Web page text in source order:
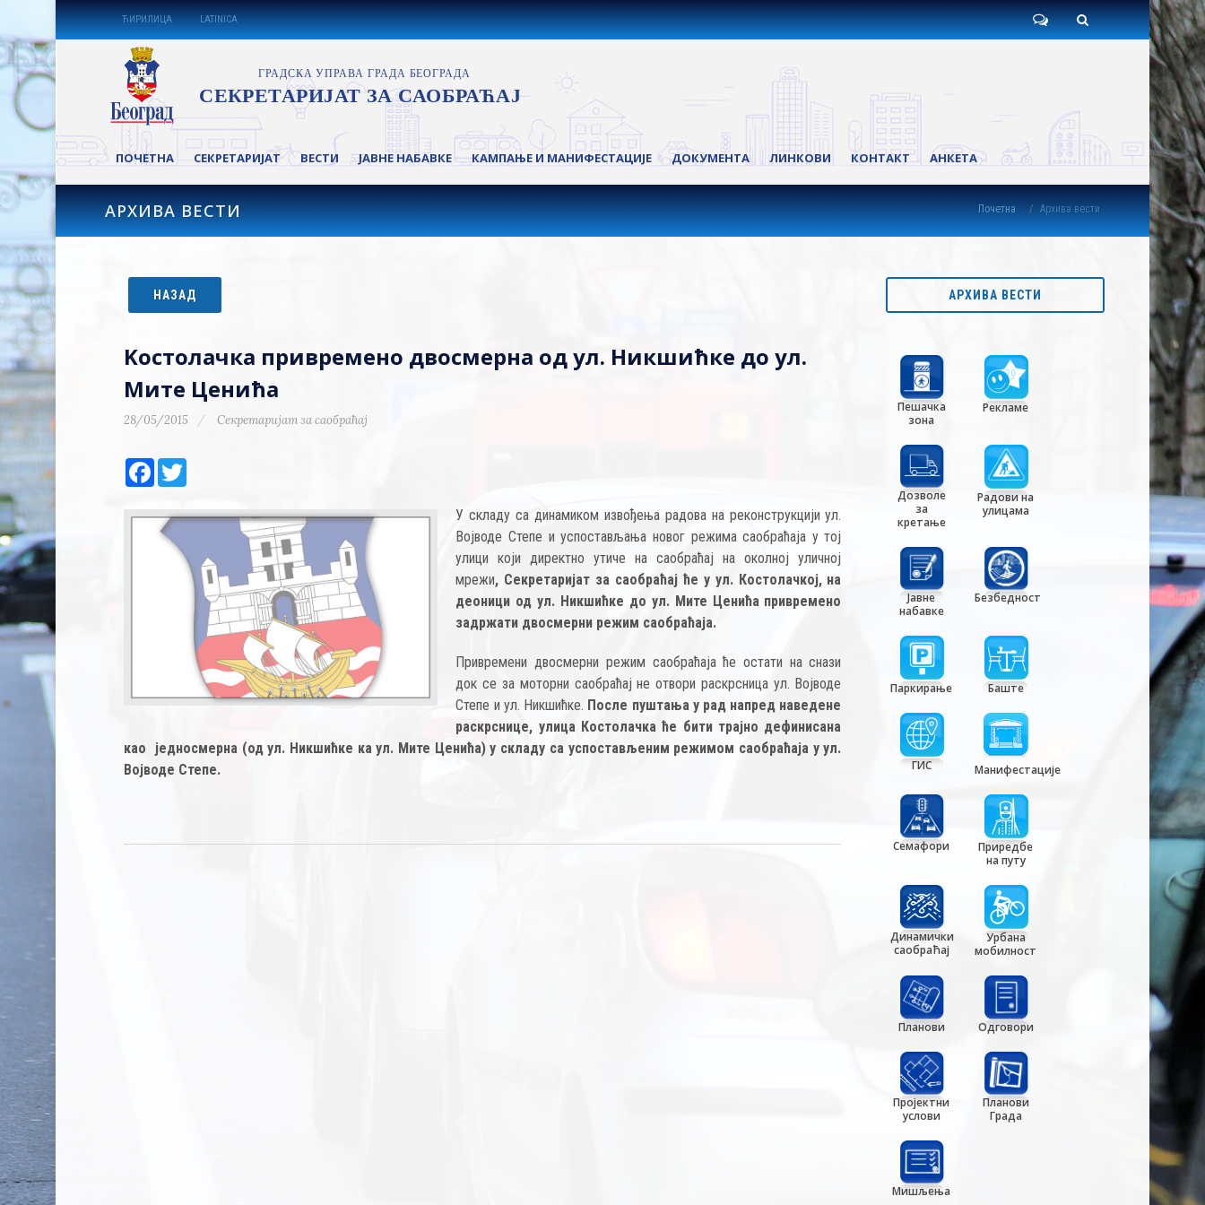
ЋИРИЛИЦА LATINICA
ПОЧЕТНА СЕКРЕТАРИЈАТ ВЕСТИ ЈАВНЕ НАБАВКЕ КАМПАЊЕ И МАНИФЕСТАЦИЈЕ ДОКУМЕНТА ЛИНКОВИ КОНТАКТ АНКЕТА
АРХИВА ВЕСТИ Почетна Архива вести
НАЗАД
Kостолачка привремено двосмерна од ул. Никшићке до ул.
Мите Ценића
28/05/2015 Секретаријат за саобраћај
Facebook
У складу са динамиком извођења радова на реконструкцији ул.
Војводе Степе и успостављања новог режима саобраћаја у тој
улици који директно утиче на саобраћај на околној уличној
мрежи, Секретаријат за саобраћај ће у ул. Костолачкој, на
деоници од ул. Никшићке до ул. Мите Ценића привремено
задржати двосмерни режим саобраћаја.
Привремени двосмерни режим саобраћаја ће остати на снази
док се за моторни саобраћај не отвори раскрсница ул. Војводе
Степе и ул. Никшићке. После пуштања у рад напред наведене
раскрснице, улица Костолачка ће бити трајно дефинисана
као једносмерна (од ул. Никшићке ка ул. Мите Ценића) у складу са успостављеним режимом саобраћаја у ул.
Војводе Степе.
АРХИВА ВЕСТИ
Пешачка
зона
Рекламе
Дозволе
за
кретање
Радови на
улицама
Јавне
набавке
Безбедност
Паркирање Баште
ГИС Манифестације
Семафори
Приредбе
на путу
Динамички
саобраћај
Урбана
мобилност
Планови Одговори
Пројектни
услови
Планови
Града
Мишљења